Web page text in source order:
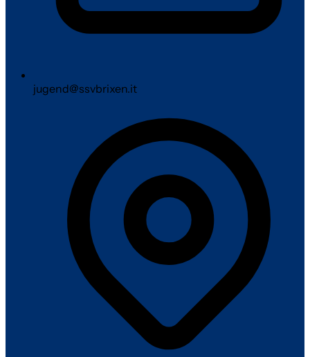
jugend@ssvbrixen.it